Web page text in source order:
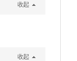
收起
收起